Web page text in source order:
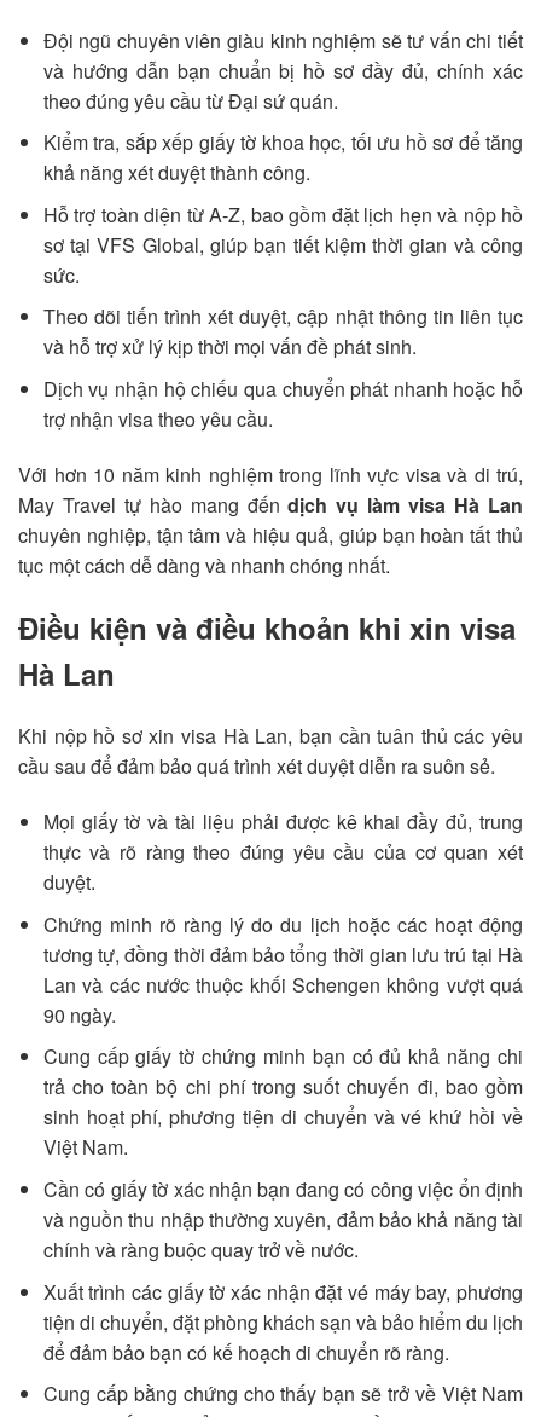
Đội ngũ chuyên viên giàu kinh nghiệm sẽ tư vấn chi tiết
và hướng dẫn bạn chuẩn bị hồ sơ đầy đủ, chính xác
theo đúng yêu cầu từ Đại sứ quán.
Kiểm tra, sắp xếp giấy tờ khoa học, tối ưu hồ sơ để tăng
khả năng xét duyệt thành công.
Hỗ trợ toàn diện từ A-Z, bao gồm đặt lịch hẹn và nộp hồ
sơ tại VFS Global, giúp bạn tiết kiệm thời gian và công
sức.
Theo dõi tiến trình xét duyệt, cập nhật thông tin liên tục
và hỗ trợ xử lý kịp thời mọi vấn đề phát sinh.
Dịch vụ nhận hộ chiếu qua chuyển phát nhanh hoặc hỗ
trợ nhận visa theo yêu cầu.
Với hơn 10 năm kinh nghiệm trong lĩnh vực visa và di trú,
May Travel tự hào mang đếndịch vụ làm visa Hà Lan
chuyên nghiệp, tận tâm và hiệu quả, giúp bạn hoàn tất thủ
tục một cách dễ dàng và nhanh chóng nhất.
Điều kiện và điều khoản khi xin visa
Hà Lan
Khi nộp hồ sơ xin visa Hà Lan, bạn cần tuân thủ các yêu
cầu sau để đảm bảo quá trình xét duyệt diễn ra suôn sẻ.
Mọi giấy tờ và tài liệu phải được kê khai đầy đủ, trung
thực và rõ ràng theo đúng yêu cầu của cơ quan xét
duyệt.
Chứng minh rõ ràng lý do du lịch hoặc các hoạt động
tương tự, đồng thời đảm bảo tổng thời gian lưu trú tại Hà
Lan và các nước thuộc khối Schengen không vượt quá
90 ngày.
Cung cấp giấy tờ chứng minh bạn có đủ khả năng chi
trả cho toàn bộ chi phí trong suốt chuyến đi, bao gồm
sinh hoạt phí, phương tiện di chuyển và vé khứ hồi về
Việt Nam.
Cần có giấy tờ xác nhận bạn đang có công việc ổn định
và nguồn thu nhập thường xuyên, đảm bảo khả năng tài
chính và ràng buộc quay trở về nước.
Xuất trình các giấy tờ xác nhận đặt vé máy bay, phương
tiện di chuyển, đặt phòng khách sạn và bảo hiểm du lịch
để đảm bảo bạn có kế hoạch di chuyển rõ ràng.
Cung cấp bằng chứng cho thấy bạn sẽ trở về Việt Nam